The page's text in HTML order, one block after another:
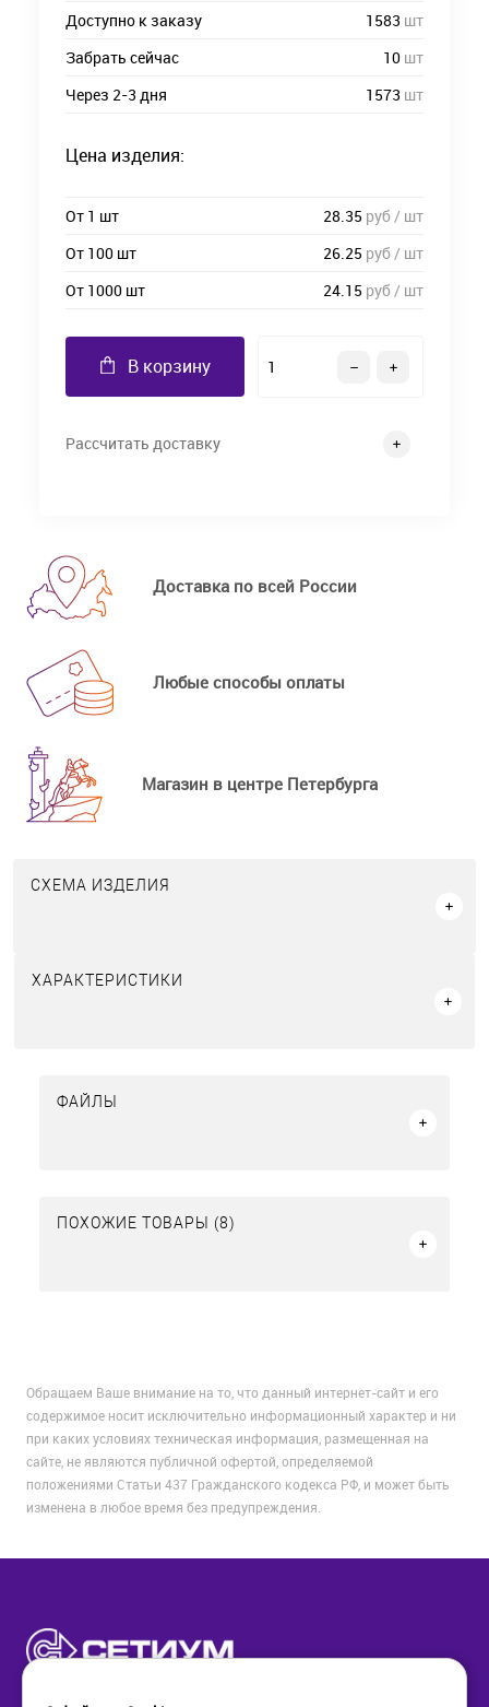
Доступно к заказу 1583 шт
Забрать сейчас
10 шт
Через 2-3 дня
1573 шт
Цена изделия:
От 1 шт 28.35 руб / шт
От 100 шт
26.25 руб / шт
От 1000 шт
24.15 руб / шт
В корзину
Рассчитать доставку
Доставка по всей России
Любые способы оплаты
Магазин в центре Петербурга
СХЕМА ИЗДЕЛИЯ
ХАРАКТЕРИСТИКИ
ФАЙЛЫ
ПОХОЖИЕ ТОВАРЫ (8)
Обращаем Ваше внимание на то, что данный интернет-сайт и его
содержимое носит исключительно информационный характер и ни
при каких условиях техническая информация, размещенная на
сайте, не являются публичной офертой, определяемой
положениями Статьи 437 Гражданского кодекса РФ, и может быть
изменена в любое время без предупреждения.